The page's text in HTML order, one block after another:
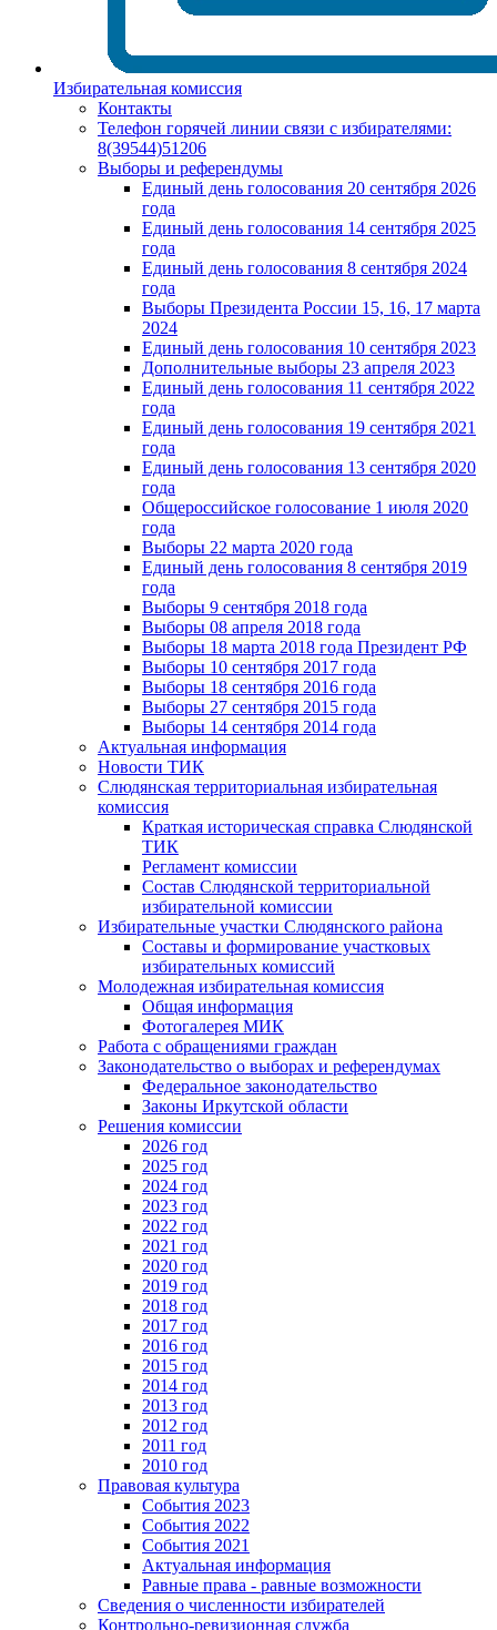
Избирательная комиссия
Контакты
Телефон горячей линии связи с избирателями:
8(39544)51206
Выборы и референдумы
Единый день голосования 20 сентября 2026
года
Единый день голосования 14 сентября 2025
года
Единый день голосования 8 сентября 2024
года
Выборы Президента России 15, 16, 17 марта
2024
Единый день голосования 10 сентября 2023
Дополнительные выборы 23 апреля 2023
Единый день голосования 11 сентября 2022
года
Единый день голосования 19 сентября 2021
года
Единый день голосования 13 сентября 2020
года
Общероссийское голосование 1 июля 2020
года
Выборы 22 марта 2020 года
Единый день голосования 8 сентября 2019
года
Выборы 9 сентября 2018 года
Выборы 08 апреля 2018 года
Выборы 18 марта 2018 года Президент РФ
Выборы 10 сентября 2017 года
Выборы 18 сентября 2016 года
Выборы 27 сентября 2015 года
Выборы 14 сентября 2014 года
Актуальная информация
Новости ТИК
Слюдянская территориальная избирательная
комиссия
Краткая историческая справка Слюдянской
ТИК
Регламент комиссии
Состав Слюдянской территориальной
избирательной комиссии
Избирательные участки Слюдянского района
Составы и формирование участковых
избирательных комиссий
Молодежная избирательная комиссия
Общая информация
Фотогалерея МИК
Работа с обращениями граждан
Законодательство о выборах и референдумах
Федеральное законодательство
Законы Иркутской области
Решения комиссии
2026 год
2025 год
2024 год
2023 год
2022 год
2021 год
2020 год
2019 год
2018 год
2017 год
2016 год
2015 год
2014 год
2013 год
2012 год
2011 год
2010 год
Правовая культура
События 2023
События 2022
События 2021
Актуальная информация
Равные права - равные возможности
Сведения о численности избирателей
Контрольно-ревизионная служба